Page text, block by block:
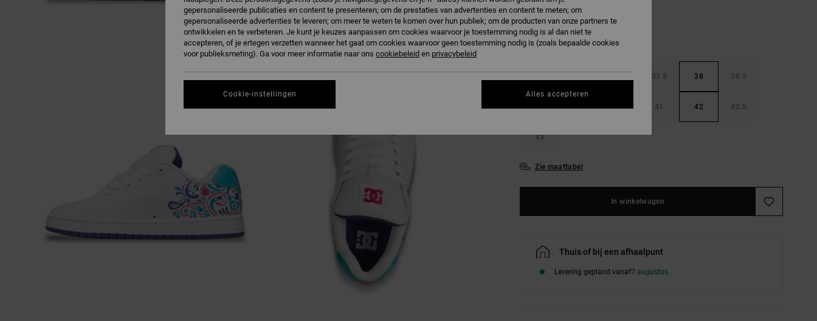
37.5 38 38.5
41 42 42.5
43
Zie maattabel
In winkelwagen
Thuis of bij een afhaalpunt
Levering gepland vanaf7 augustus
gepersonaliseerde publicaties en content te presenteren; om de prestaties van advertenties en content te meten; om
gepersonaliseerde advertenties te leveren; om meer te weten te komen over hun publiek; om de producten van onze partners te
ontwikkelen en te verbeteren. Je kunt je keuzes aanpassen om cookies waarvoor je toestemming nodig is al dan niet te
accepteren, of je ertegen verzetten wanneer het gaat om cookies waarvoor geen toestemming nodig is (zoals bepaalde cookies
voor publieksmeting). Ga voor meer informatie naar ons cookiebeleid en privacybeleid
Cookie-instellingen Alles accepteren